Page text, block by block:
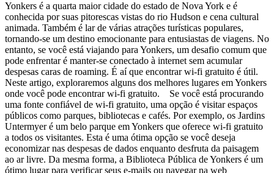
Yonkers é a quarta maior cidade do estado de Nova York e é
conhecida por suas pitorescas vistas do rio Hudson e cena cultural
animada. Também é lar de várias atrações turísticas populares,
tornando-se um destino emocionante para entusiastas de viagens. No
entanto, se você está viajando para Yonkers, um desafio comum que
pode enfrentar é manter-se conectado à internet sem acumular
despesas caras de roaming. É aí que encontrar wi-fi gratuito é útil.
Neste artigo, exploraremos alguns dos melhores lugares em Yonkers
onde você pode encontrar wi-fi gratuito. Se você está procurando
uma fonte confiável de wi-fi gratuito, uma opção é visitar espaços
públicos como parques, bibliotecas e cafés. Por exemplo, os Jardins
Untermyer é um belo parque em Yonkers que oferece wi-fi gratuito
a todos os visitantes. Esta é uma ótima opção se você deseja
economizar nas despesas de dados enquanto desfruta da paisagem
ao ar livre. Da mesma forma, a Biblioteca Pública de Yonkers é um
ótimo lugar para verificar seus e-mails ou navegar na web